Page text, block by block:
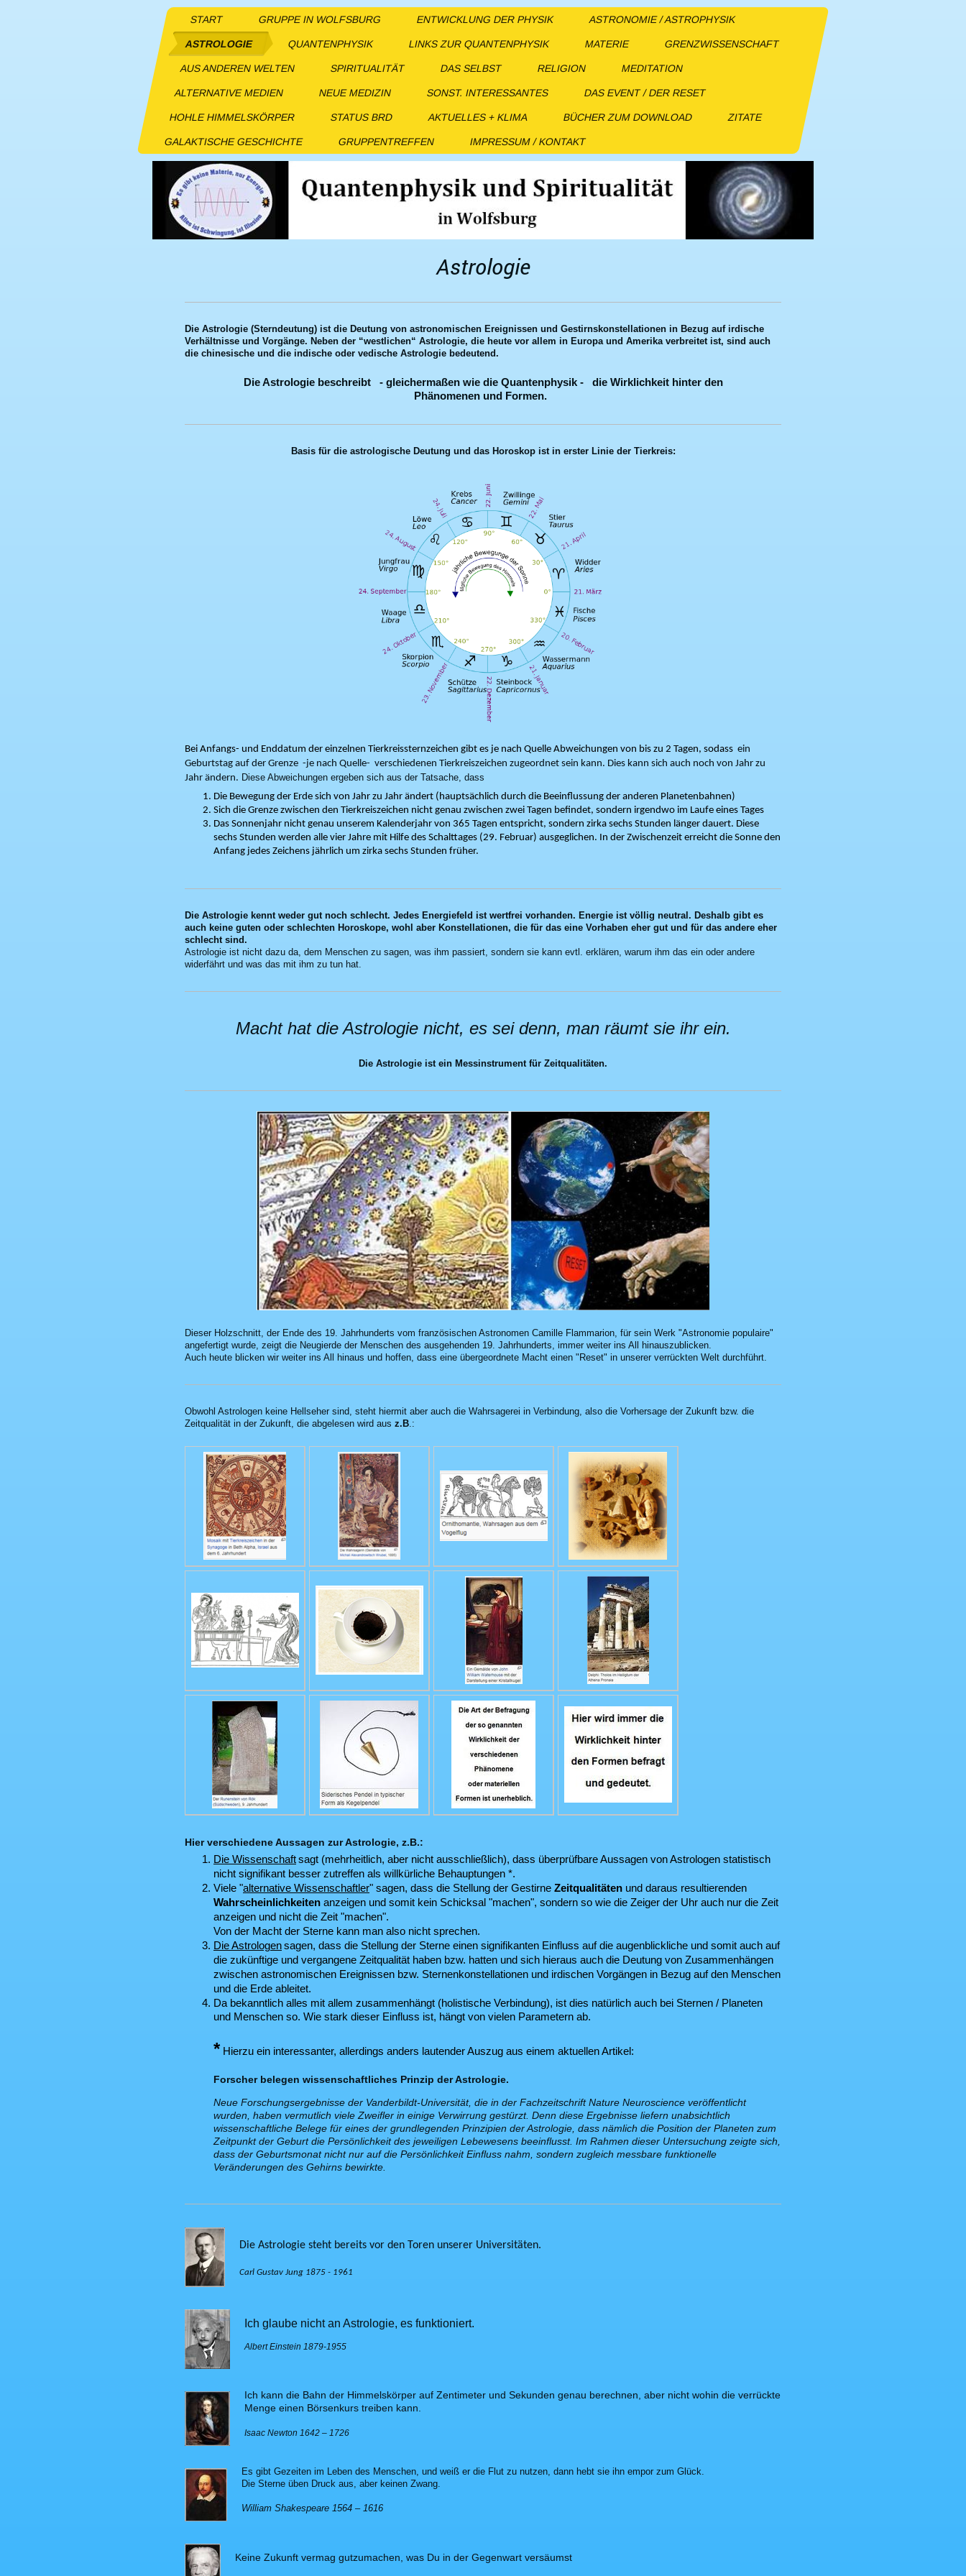
START GRUPPE IN WOLFSBURG ENTWICKLUNG DER PHYSIK ASTRONOMIE / ASTROPHYSIK
ASTROLOGIE QUANTENPHYSIK LINKS ZUR QUANTENPHYSIK MATERIE GRENZWISSENSCHAFT
AUS ANDEREN WELTEN SPIRITUALITÄT DAS SELBST RELIGION MEDITATION
ALTERNATIVE MEDIEN NEUE MEDIZIN SONST. INTERESSANTES DAS EVENT / DER RESET
HOHLE HIMMELSKÖRPER STATUS BRD AKTUELLES + KLIMA BÜCHER ZUM DOWNLOAD ZITATE
GALAKTISCHE GESCHICHTE GRUPPENTREFFEN IMPRESSUM / KONTAKT
Astrologie
Die Astrologie (Sterndeutung) ist die Deutung von astronomischen Ereignissen und Gestirnskonstellationen in Bezug auf irdische
Verhältnisse und Vorgänge. Neben der “westlichen“ Astrologie, die heute vor allem in Europa und Amerika verbreitet ist, sind auch
die chinesische und die indische oder vedische Astrologie bedeutend.
Die Astrologie beschreibt - gleichermaßen wie die Quantenphysik - die Wirklichkeit hinter den
Phänomenen und Formen.
Basis für die astrologische Deutung und das Horoskop ist in erster Linie der Tierkreis:
Bei Anfangs- und Enddatum der einzelnen Tierkreissternzeichen gibt es je nach Quelle Abweichungen von bis zu 2 Tagen, sodass ein
Geburtstag auf der Grenze -je nach Quelle- verschiedenen Tierkreiszeichen zugeordnet sein kann. Dies kann sich auch noch von Jahr zu
Jahr ändern. Diese Abweichungen ergeben sich aus der Tatsache, dass
Die Bewegung der Erde sich von Jahr zu Jahr ändert (hauptsächlich durch die Beeinflussung der anderen Planetenbahnen)
Sich die Grenze zwischen den Tierkreiszeichen nicht genau zwischen zwei Tagen befindet, sondern irgendwo im Laufe eines Tages
Das Sonnenjahr nicht genau unserem Kalenderjahr von 365 Tagen entspricht, sondern zirka sechs Stunden länger dauert. Diese
sechs Stunden werden alle vier Jahre mit Hilfe des Schalttages (29. Februar) ausgeglichen. In der Zwischenzeit erreicht die Sonne den
Anfang jedes Zeichens jährlich um zirka sechs Stunden früher.
Die Astrologie kennt weder gut noch schlecht. Jedes Energiefeld ist wertfrei vorhanden. Energie ist völlig neutral. Deshalb gibt es
auch keine guten oder schlechten Horoskope, wohl aber Konstellationen, die für das eine Vorhaben eher gut und für das andere eher
schlecht sind.
Astrologie ist nicht dazu da, dem Menschen zu sagen, was ihm passiert, sondern sie kann evtl. erklären, warum ihm das ein oder andere
widerfährt und was das mit ihm zu tun hat.
Macht hat die Astrologie nicht, es sei denn, man räumt sie ihr ein.
Die Astrologie ist ein Messinstrument für Zeitqualitäten.
Dieser Holzschnitt, der Ende des 19. Jahrhunderts vom französischen Astronomen Camille Flammarion, für sein Werk "Astronomie populaire"
angefertigt wurde, zeigt die Neugierde der Menschen des ausgehenden 19. Jahrhunderts, immer weiter ins All hinauszublicken.
Auch heute blicken wir weiter ins All hinaus und hoffen, dass eine übergeordnete Macht einen "Reset" in unserer verrückten Welt durchführt.
Obwohl Astrologen keine Hellseher sind, steht hiermit aber auch die Wahrsagerei in Verbindung, also die Vorhersage der Zukunft bzw. die
Zeitqualität in der Zukunft, die abgelesen wird aus z.B .:
Hier verschiedene Aussagen zur Astrologie, z.B.:
Die Wissenschaftsagt (mehrheitlich, aber nicht ausschließlich), dass überprüfbare Aussagen von Astrologen statistisch
nicht signifikant besser zutreffen als willkürliche Behauptungen *.
Viele ʺalternative Wissenschaftlerʺ sagen, dass die Stellung der Gestirne Zeitqualitäten und daraus resultierenden
Wahrscheinlichkeiten anzeigen und somit kein Schicksal ʺmachenʺ, sondern so wie die Zeiger der Uhr auch nur die Zeit
anzeigen und nicht die Zeit ʺmachenʺ.
Von der Macht der Sterne kann man also nicht sprechen.
Die Astrologensagen, dass die Stellung der Sterne einen signifikanten Einfluss auf die augenblickliche und somit auch auf
die zukünftige und vergangene Zeitqualität haben bzw. hatten und sich hieraus auch die Deutung von Zusammenhängen
zwischen astronomischen Ereignissen bzw. Sternenkonstellationen und irdischen Vorgängen in Bezug auf den Menschen
und die Erde ableitet.
Da bekanntlich alles mit allem zusammenhängt (holistische Verbindung), ist dies natürlich auch bei Sternen / Planeten
und Menschen so. Wie stark dieser Einfluss ist, hängt von vielen Parametern ab.
* Hierzu ein interessanter, allerdings anders lautender Auszug aus einem aktuellen Artikel:
Forscher belegen wissenschaftliches Prinzip der Astrologie.
Neue Forschungsergebnisse der Vanderbildt-Universität, die in der Fachzeitschrift Nature Neuroscience veröffentlicht
wurden, haben vermutlich viele Zweifler in einige Verwirrung gestürzt. Denn diese Ergebnisse liefern unabsichtlich
wissenschaftliche Belege für eines der grundlegenden Prinzipien der Astrologie, dass nämlich die Position der Planeten zum
Zeitpunkt der Geburt die Persönlichkeit des jeweiligen Lebewesens beeinflusst. Im Rahmen dieser Untersuchung zeigte sich,
dass der Geburtsmonat nicht nur auf die Persönlichkeit Einfluss nahm, sondern zugleich messbare funktionelle
Veränderungen des Gehirns bewirkte.
Die Astrologie steht bereits vor den Toren unserer Universitäten.
Carl Gustav Jung 1875 - 1961
Ich glaube nicht an Astrologie, es funktioniert.
Albert Einstein 1879-1955
Ich kann die Bahn der Himmelskörper auf Zentimeter und Sekunden genau berechnen, aber nicht wohin die verrückte
Menge einen Börsenkurs treiben kann.
Isaac Newton 1642 – 1726
Es gibt Gezeiten im Leben des Menschen, und weiß er die Flut zu nutzen, dann hebt sie ihn empor zum Glück.
Die Sterne üben Druck aus, aber keinen Zwang.
William Shakespeare 1564 – 1616
Keine Zukunft vermag gutzumachen, was Du in der Gegenwart versäumst